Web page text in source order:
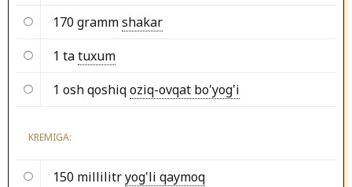
170 grammshakar
1 tatuxum
1 osh qoshiqoziq-ovqat bo'yog'i
KREMIGA:
150 millilitryog'li qaymoq